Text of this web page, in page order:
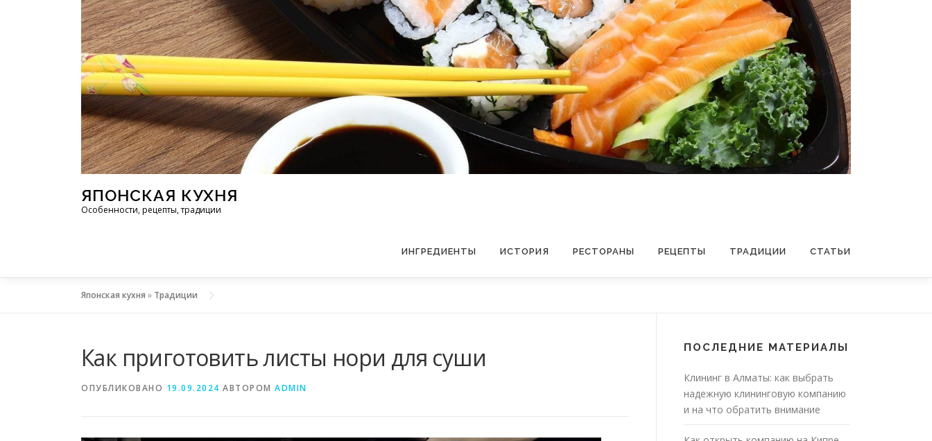
Перейти к содержимому
ЯПОНСКАЯ КУХНЯ
Особенности, рецепты, традиции
ИНГРЕДИЕНТЫ ИСТОРИЯ РЕСТОРАНЫ РЕЦЕПТЫ ТРАДИЦИИ СТАТЬИ
Японская кухня » Традиции
Как приготовить листы нори для суши
ОПУБЛИКОВАНО 19.09.2024 АВТОРОМ ADMIN
ПОСЛЕДНИЕ МАТЕРИАЛЫ
Клининг в Алматы: как выбрать
надежную клининговую компанию
и на что обратить внимание